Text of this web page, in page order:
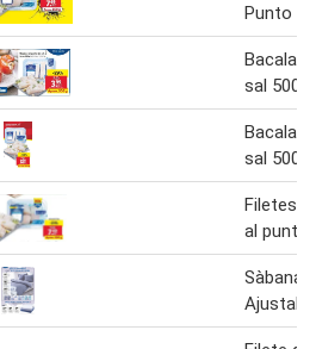
Punto
Bacalao
sal 500g
Bacalao
sal 500g
Filetes
al punto
Sàbana